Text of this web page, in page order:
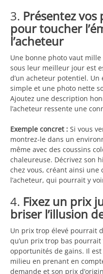
3. Présentez
pour toucher
l’acheteur
Une bonne photo vaut
sous leur meilleur jour est
d’un acheteur potentiel.
simple et une photo nette
Ajoutez une description
l’acheteur ressente une
Exemple concret : Si vous
montrez-le dans un
même avec des coussins
chaleureuse. Décrivez son
chez vous, créant ainsi une
l’acheteur, qui pourrait y
4. Fixez un prix
briser l’illusion
Un prix trop élevé pourrait
qu’un prix trop bas
opportunités de gains. Il
milieu en prenant en
demande et son prix